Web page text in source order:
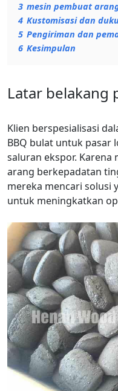
3 mesin pembuat
4 Kustomisasi dan
5 Pengiriman dan
6 Kesimpulan
Latar belakang
Klien berspesialisasi
BBQ bulat untuk pasar
saluran ekspor.
arang berkepadatan
mereka mencari solusi
untuk meningkatkan